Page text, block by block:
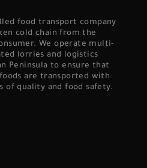
food transport company
cold chain from the
We operate multi-
lorries and logistics
Peninsula to ensure that
are transported with
of quality and food safety.